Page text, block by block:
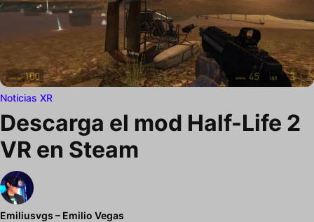
Noticias XR
Descarga el mod Half-Life 2
VR en Steam
Emiliusvgs – Emilio Vegas